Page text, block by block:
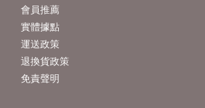
會員推薦
實體據點
運送政策
退換貨政策
免責聲明